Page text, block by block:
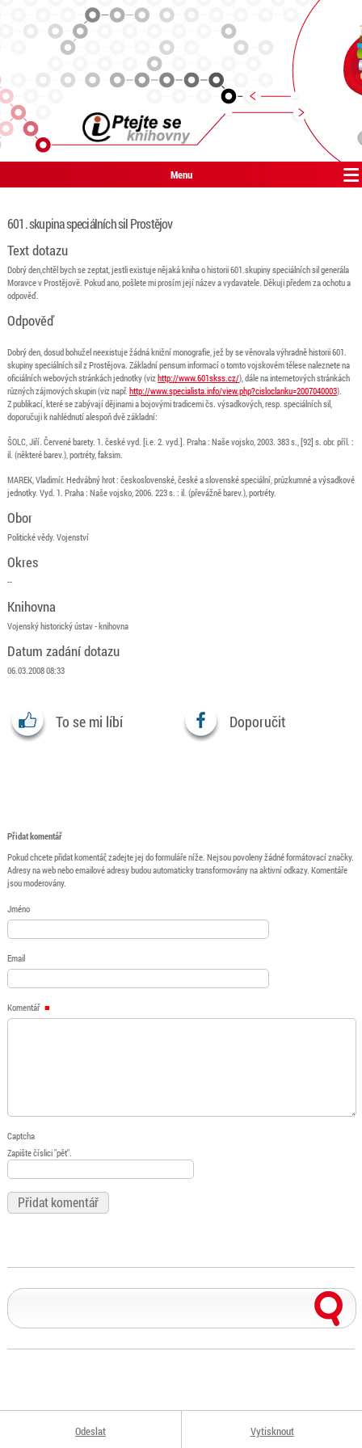
Menu
601. skupina speciálních sil Prostějov
Text dotazu
Dobrý den,chtěl bych se zeptat, jestli existuje nějaká kniha o historii 601.skupiny speciálních sil generála
Moravce v Prostějově. Pokud ano, pošlete mi prosí­m její název a vydavatele. Děkuji předem za ochotu a
odpověď.
Odpověď
Dobrý den, dosud bohužel neexistuje žádná knižní monografie, jež by se věnovala výhradně historii 601.
skupiny speciálních sil z Prostějova. Základní pensum informací o tomto vojskovém tělese naleznete na
oficiálních webových stránkách jednotky (vizhttp://www.601skss.cz/), dále na internetových stránkách
různých zájmových skupin (viz např. http://www.specialista.info/view.php?cisloclanku=2007040003).
Z publikací, které se zabývají dějinami a bojovými tradicemi čs. výsadkových, resp. speciálních sil,
doporučuji k nahlédnutí alespoň dvě základní:
ŠOLC, Jiří. Červené barety. 1. české vyd. [i.e. 2. vyd.]. Praha : Naše vojsko, 2003. 383 s., [92] s. obr. příl. :
il. (některé barev.), portréty, faksim.
MAREK, Vladimír. Hedvábný hrot : československé, české a slovenské speciální, průzkumné a výsadkové
jednotky. Vyd. 1. Praha : Naše vojsko, 2006. 223 s. : il. (převážně barev.), portréty.
Obor
Politické vědy. Vojenství
Okres
--
Knihovna
Vojenský historický ústav - knihovna
Datum zadání dotazu
06.03.2008 08:33
To se mi líbí Doporučit
Přidat komentář
Pokud chcete přidat komentář, zadejte jej do formuláře níže. Nejsou povoleny žádné formátovací značky.
Adresy na web nebo emailové adresy budou automaticky transformovány na aktivní odkazy. Komentáře
jsou moderovány.
Jméno
Email
Komentář
Captcha
Zapište číslici "pět".
Odeslat Vytisknout